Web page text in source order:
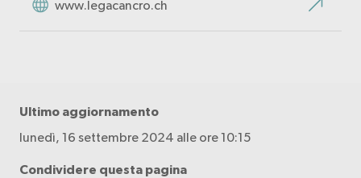
www.legacancro.ch
Ultimo aggiornamento
lunedì, 16 settembre 2024 alle ore 10:15
Condividere questa pagina